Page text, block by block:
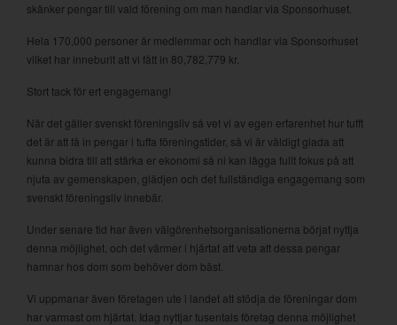
skänker pengar till vald förening om man handlar via Sponsorhuset.
Hela 170,000 personer är medlemmar och handlar via Sponsorhuset
vilket har inneburit att vi fått in 80,782,779 kr.
Stort tack för ert engagemang!
När det gäller svenskt föreningsliv så vet vi av egen erfarenhet hur tufft
det är att få in pengar i tuffa föreningstider, så vi är väldigt glada att
kunna bidra till att stärka er ekonomi så ni kan lägga fullt fokus på att
njuta av gemenskapen, glädjen och det fullständiga engagemang som
svenskt föreningsliv innebär.
Under senare tid har även välgörenhetsorganisationerna börjat nyttja
denna möjlighet, och det värmer i hjärtat att veta att dessa pengar
hamnar hos dom som behöver dom bäst.
Vi uppmanar även företagen ute i landet att stödja de föreningar dom
har varmast om hjärtat. Idag nyttjar tusentals företag denna möjlighet